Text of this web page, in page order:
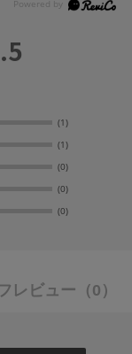
(1)
(1)
(0)
(0)
(0)
レビュー （0）